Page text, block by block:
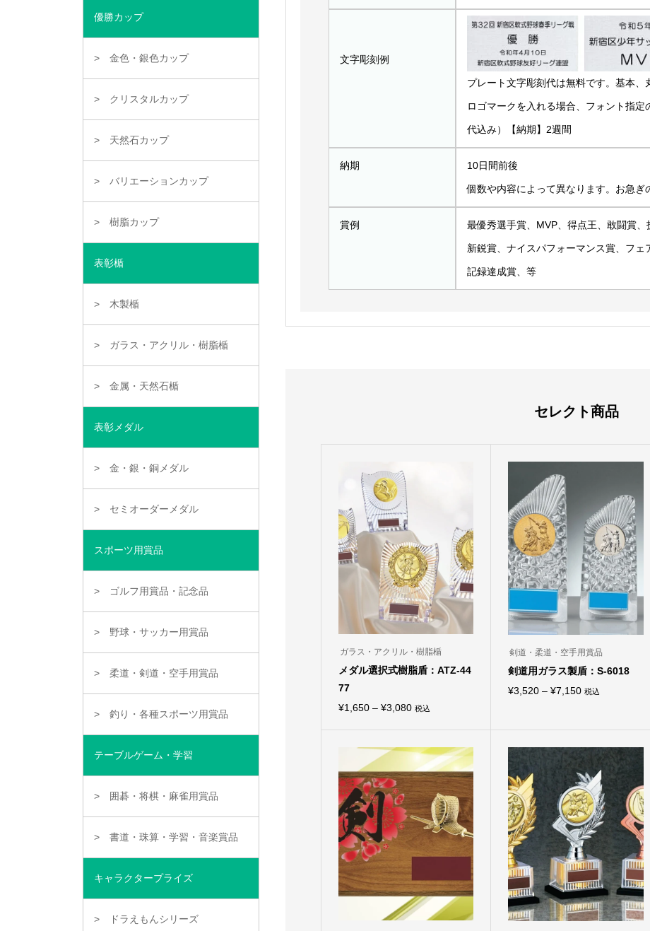
文字彫刻例
プレート文字彫刻代は無料です。基本、
ロゴマークを入れる場合、フォント指
代込み）【納期】2週間
納期 10日間前後
個数や内容によって異なります。お急ぎ
賞例 最優秀選手賞、MVP、得点王、敢闘賞、
新鋭賞、ナイスパフォーマンス賞、フ
記録達成賞、等
セレクト商品
ガラス・アクリル・樹脂楯
メダル選択式樹脂盾：ATZ-44
77
¥1,650 – ¥3,080価
¥1,650
–
¥3,080
税込
の
は
複
数
の
バ
リ
エ
ー
シ
ョ
ン
が
剣道・柔道・空手用賞品
剣道用ガラス製盾：S-6018
¥3,520 – ¥7,150価
¥7,150
税込
に
数
の
バ
リ
エ
ー
シ
ョ
ン
が
あ
り
ま
優勝カップ
金色・銀色カップ
クリスタルカップ
天然石カップ
バリエーションカップ
樹脂カップ
表彰楯
木製楯
ガラス・アクリル・樹脂楯
金属・天然石楯
表彰メダル
金・銀・銅メダル
セミオーダーメダル
スポーツ用賞品
ゴルフ用賞品・記念品
野球・サッカー用賞品
柔道・剣道・空手用賞品
釣り・各種スポーツ用賞品
テーブルゲーム・学習
囲碁・将棋・麻雀用賞品
書道・珠算・学習・音楽賞品
キャラクタープライズ
ドラえもんシリーズ